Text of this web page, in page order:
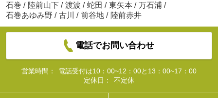
石巻 / 陸前山下 / 渡波 / 蛇田 / 東矢本 / 万石浦 /
石巻あゆみ野 / 古川 / 前谷地 / 陸前赤井
電話でお問い合わせ
営業時間：
電話受付は10：00~12：00と13：00~17：00
定休日：
不定休